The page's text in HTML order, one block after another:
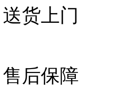
货上门
后保障